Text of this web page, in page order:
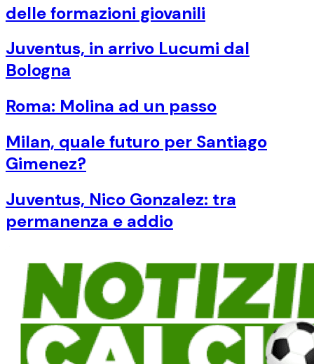
delle formazioni giovanili
Juventus, in arrivo Lucumi dal
Bologna
Roma: Molina ad un passo
Milan, quale futuro per Santiago
Gimenez?
Juventus, Nico Gonzalez: tra
permanenza e addio